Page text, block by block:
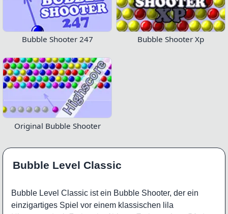
Bubble Shooter 247 Bubble Shooter Xp
Original Bubble Shooter
Bubble Level Classic
Bubble Level Classic ist ein Bubble Shooter, der ein
einzigartiges Spiel vor einem klassischen lila